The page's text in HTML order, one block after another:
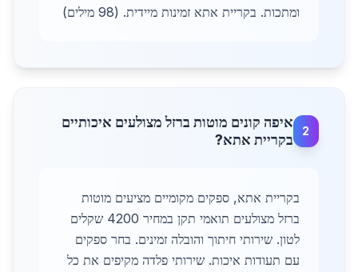
ומתכות. בקריית אתא זמינות מיידית. (98 מילים)
2
איפה קונים מוטות ברזל מצולעים איכותיים
בקריית אתא?
בקריית אתא, ספקים מקומיים מציעים מוטות
ברזל מצולעים תואמי תקן במחיר 4200 שקלים
לטון. שירותי חיתוך והובלה זמינים. בחר ספקים
עם תעודות איכות. שירותי פלדה מקיפים את כל